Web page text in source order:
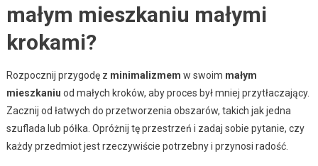
małym mieszkaniu małymi
krokami?
Rozpocznij przygodę z minimalizmem w swoim małym
mieszkaniu od małych kroków, aby proces był mniej przytłaczający.
Zacznij od łatwych do przetworzenia obszarów, takich jak jedna
szuflada lub półka. Opróżnij tę przestrzeń i zadaj sobie pytanie, czy
każdy przedmiot jest rzeczywiście potrzebny i przynosi radość.